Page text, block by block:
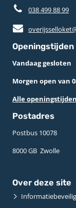
038 499 88 99
Openingstijden
Vandaag gesloten
Morgen open van
Alle openingstijden
Postadres
Postbus 10078 ­
8000 GB ­ Zwolle
Over deze site